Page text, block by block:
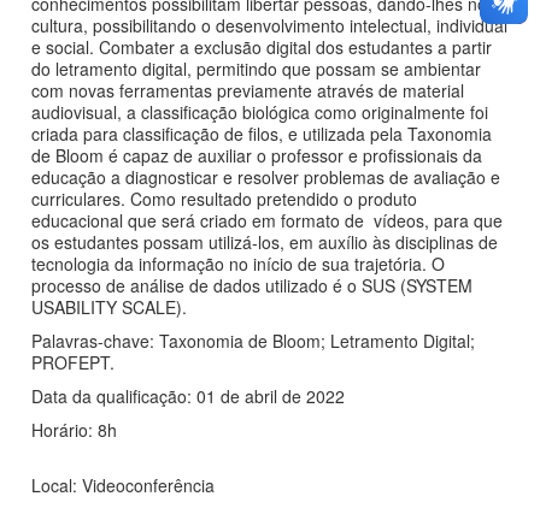
cultura, possibilitando o desenvolvimento intelectual, individual
e social. Combater a exclusão digital dos estudantes a partir
do letramento digital, permitindo que possam se ambientar
com novas ferramentas previamente através de material
audiovisual, a classificação biológica como originalmente foi
criada para classificação de filos, e utilizada pela Taxonomia
de Bloom é capaz de auxiliar o professor e profissionais da
educação a diagnosticar e resolver problemas de avaliação e
curriculares. Como resultado pretendido o produto
educacional que será criado em formato de vídeos, para que
os estudantes possam utilizá-los, em auxílio às disciplinas de
tecnologia da informação no início de sua trajetória. O
processo de análise de dados utilizado é o SUS (SYSTEM
USABILITY SCALE).
Palavras-chave: Taxonomia de Bloom; Letramento Digital;
PROFEPT.
Data da qualificação: 01 de abril de 2022
Horário: 8h
Local: Videoconferência